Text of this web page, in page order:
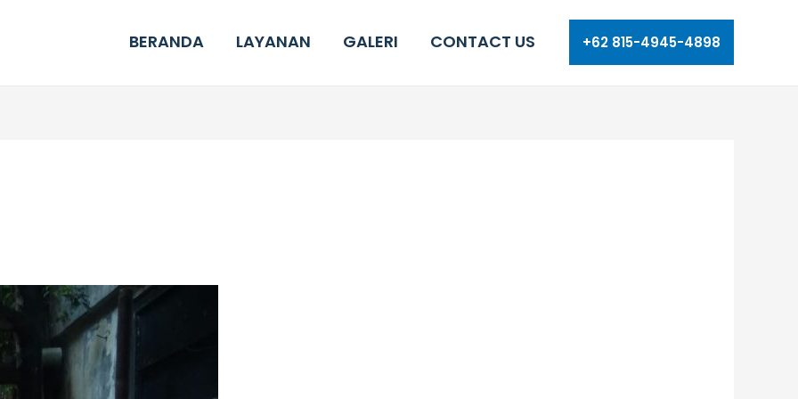
BERANDA LAYANAN GALERI CONTACT US +62 815-4945-4898